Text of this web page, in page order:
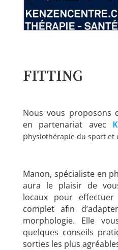
FITTING
Nous vous proposons
en partenariat avec
physiothérapie du sport et
Manon, spécialiste en
aura le plaisir de
locaux pour
complet afin
morphologie. Elle
quelques conseils
sorties les plus